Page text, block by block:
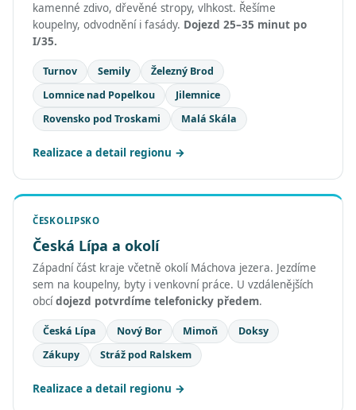
kamenné zdivo, dřevěné stropy, vlhkost. Řešíme
koupelny, odvodnění i fasády. Dojezd 25–35 minut po
I/35.
Turnov Semily
Železný Brod
Lomnice nad Popelkou
Jilemnice
Rovensko pod Troskami
Malá Skála
Realizace a detail regionu
ČESKOLIPSKO
Česká Lípa a okolí
Západní část kraje včetně okolí Máchova jezera. Jezdíme
sem na koupelny, byty i venkovní práce. U vzdálenějších
obcídojezd potvrdíme telefonicky předem.
Česká Lípa Nový Bor Mimoň
Doksy
Zákupy
Stráž pod Ralskem
Realizace a detail regionu